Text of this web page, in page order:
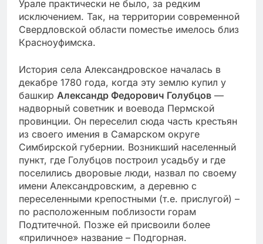
Урале практически не было, за редким
исключением. Так, на территории современной
Свердловской области поместье имелось близ
Красноуфимска.
История села Александровское началась в
декабре 1780 года, когда эту землю купил у
башкир Александр Федорович Голубцов —
надворный советник и воевода Пермской
провинции. Он переселил сюда часть крестьян
из своего имения в Самарском округе
Симбирской губернии. Возникший населенный
пункт, где Голубцов построил усадьбу и где
поселились дворовые люди, назвал по своему
имени Александровским, а деревню с
переселенными крепостными (т.е. прислугой) –
по расположенным поблизости горам
Подтитечной. Позже ей присвоили более
«приличное» название – Подгорная.